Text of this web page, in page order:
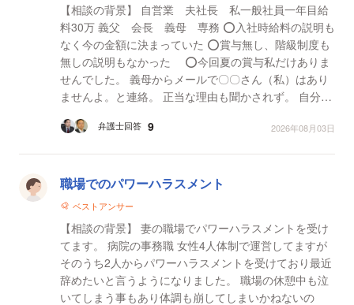
【相談の背景】 自営業 夫社長 私一般社員一年目給
料30万 義父 会長 義母 専務 ⭕️入社時給料の説明も
なく今の金額に決まっていた ⭕️賞与無し、階級制度も
無しの説明もなかった ⭕️今回夏の賞与私だけありま
せんでした。 義母からメールで〇〇さん（私）はあり
ませんよ。と連絡。 正当な理由も聞かされず。 自分の
弁護士回答 9 2026年08月03日
職場でのパワーハラスメント
ベストアンサー
【相談の背景】 妻の職場でパワーハラスメントを受け
てます。 病院の事務職 女性4人体制で運営してますが
そのうち2人からパワーハラスメントを受けており最近
辞めたいと言うようになりました。 職場の休憩中も泣
いてしまう事もあり体調も崩してしまいかねないの